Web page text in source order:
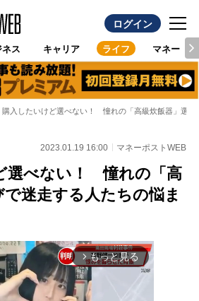
ログイン
ネス キャリア ライフ マネー
購入したいけど選べない！ 憧れの「高級炊飯器」選び
2023.01.19 16:00 マネーポストWEB
選べない！ 憧れの「高
迷走する人たちの悩ま
arrow_forward_ios もっと見る